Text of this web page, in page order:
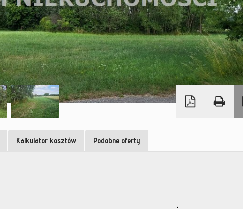
Kalkulator kosztów Podobne oferty